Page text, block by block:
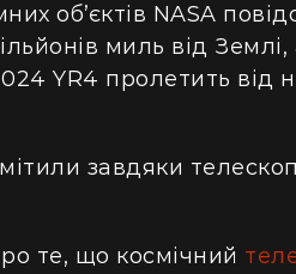
куточок (фото)
З двокімнатної в село:
квартиру за
об’єктів NASA
миль від
YR4 пролетить від
завдяки
те, що космічний